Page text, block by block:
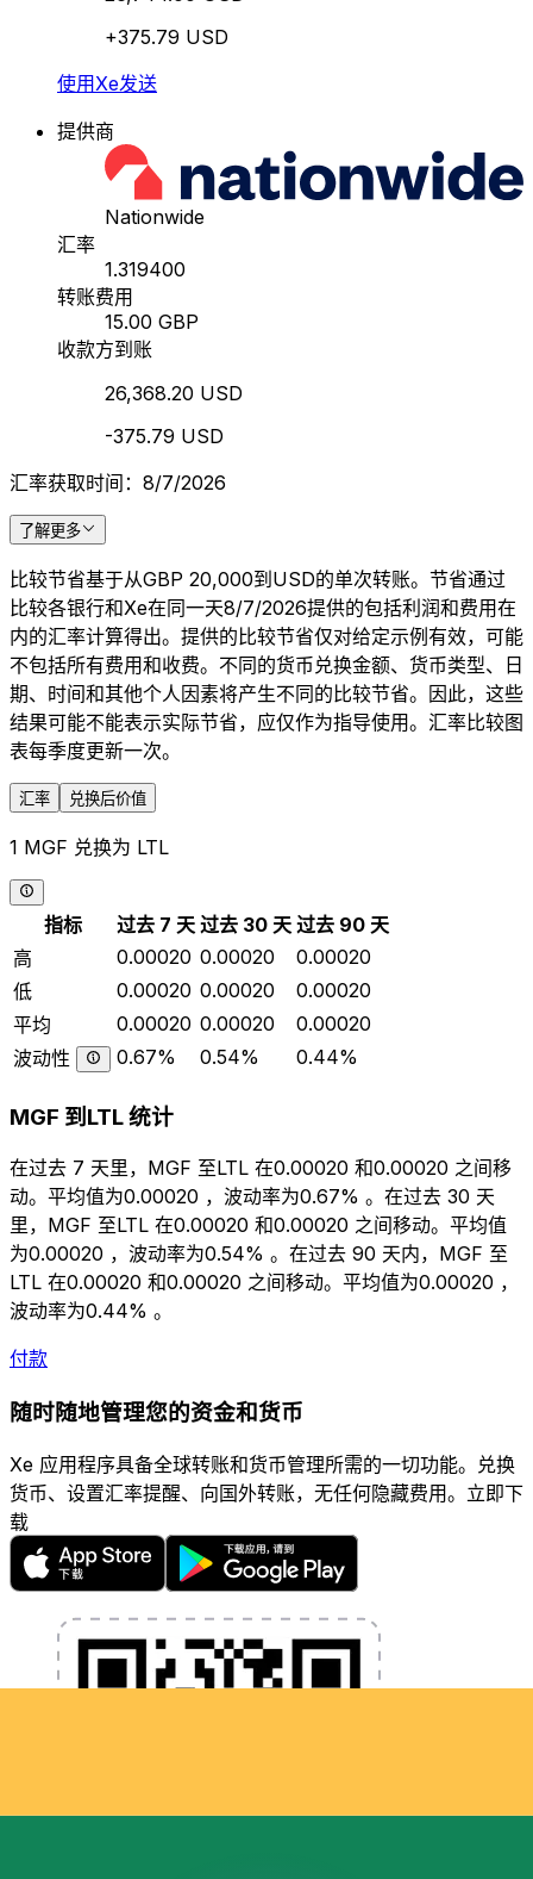
+375.79 USD
使用Xe发送
提供商
Nationwide
汇率
1.319400
转账费用
15.00 GBP
收款方到账
26,368.20 USD
-375.79 USD
汇率获取时间：8/7/2026
了解更多
比较节省基于从GBP 20,000到USD的单次转账。节省通过
比较各银行和Xe在同一天8/7/2026提供的包括利润和费用在
内的汇率计算得出。提供的比较节省仅对给定示例有效，可能
不包括所有费用和收费。不同的货币兑换金额、货币类型、日
期、时间和其他个人因素将产生不同的比较节省。因此，这些
结果可能不能表示实际节省，应仅作为指导使用。汇率比较图
表每季度更新一次。
汇率 兑换后价值
1 MGF 兑换为 LTL
指标 过去 7 天 过去 30 天 过去 90 天
高
0.00020 0.00020
0.00020
低
0.00020 0.00020
0.00020
平均
0.00020 0.00020
0.00020
波动性
0.67% 0.54% 0.44%
MGF 到LTL 统计
在过去 7 天里，MGF 至LTL 在0.00020 和0.00020 之间移
动。平均值为0.00020 ，波动率为0.67% 。在过去 30 天
里，MGF 至LTL 在0.00020 和0.00020 之间移动。平均值
为0.00020 ，波动率为0.54% 。在过去 90 天内，MGF 至
LTL 在0.00020 和0.00020 之间移动。平均值为0.00020 ，
波动率为0.44% 。
付款
随时随地管理您的资金和货币
Xe 应用程序具备全球转账和货币管理所需的一切功能。兑换
货币、设置汇率提醒、向国外转账，无任何隐藏费用。立即下
载